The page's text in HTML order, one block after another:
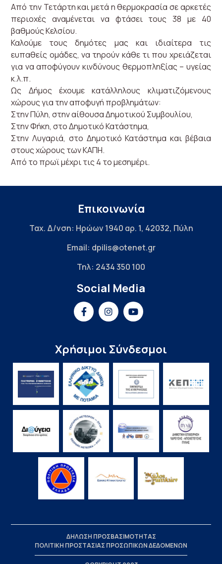
Από την Τετάρτη και μετά η θερμοκρασία σε αρκετές
περιοχές αναμένεται να φτάσει τους 38 με 40
βαθμούς Κελσίου.
Καλούμε τους δημότες μας και ιδιαίτερα τις
ευπαθείς ομάδες, να τηρούν κάθε τι που χρειάζεται
για να αποφύγουν κινδύνους θερμοπληξίας – υγείας
κ.λ.π.
Ως Δήμος έχουμε κατάλληλους κλιματιζόμενους
χώρους για την αποφυγή προβλημάτων:
Στην Πύλη, στην αίθουσα Δημοτικού Συμβουλίου,
Στην Φήκη, στο Δημοτικό Κατάστημα,
Στην Λυγαριά, στο Δημοτικό Κατάστημα και βέβαια
στους χώρους των ΚΑΠΗ.
Από το πρωϊ μέχρι τις 4 το μεσημέρι.
Επικοινωνία
Ταχ. Δ/νση: Ηρώων 1940 αρ. 1, 42032, Πύλη
Email: dpilis@otenet.gr
Τηλ: 2434 350 100
Social Media
Χρήσιμοι Σύνδεσμοι
ΔΗΛΩΣΗ ΠΡΟΣΒΑΣΙΜΟΤΗΤΑΣ
ΠΟΛΙΤΙΚΗ ΠΡΟΣΤΑΣΙΑΣ ΠΡΟΣΩΠΙΚΩΝ ΔΕΔΟΜΕΝΩΝ